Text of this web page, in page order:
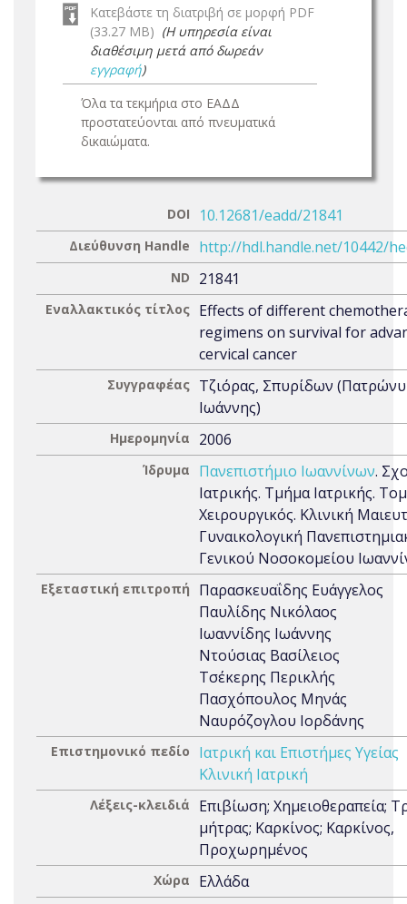
Κατεβάστε τη διατριβή σε μορφή PDF
(33.27 MB) (Η υπηρεσία είναι
διαθέσιμη μετά από δωρεάν
εγγραφή)
Όλα τα τεκμήρια στο ΕΑΔΔ
προστατεύονται από πνευματικά
δικαιώματα.
DOI 10.12681/eadd/21841
Διεύθυνση Handle http://hdl.handle.net/10442/
ND 21841
Εναλλακτικός τίτλος Effects of different
regimens on survival for
cervical cancer
Συγγραφέας Τζιόρας, Σπυρίδων
Ιωάννης)
Ημερομηνία 2006
Ίδρυμα Πανεπιστήμιο Ιωαννίνων.
Ιατρικής. Τμήμα Ιατρικής.
Χειρουργικός. Κλινική
Γυναικολογική
Γενικού Νοσοκομείου
Εξεταστική επιτροπή
Παρασκευαΐδης Ευάγγελος
Παυλίδης Νικόλαος
Ιωαννίδης Ιωάννης
Ντούσιας Βασίλειος
Τσέκερης Περικλής
Πασχόπουλος Μηνάς
Ναυρόζογλου Ιορδάνης
Επιστημονικό πεδίο
Ιατρική και Επιστήμες Υγείας
Κλινική Ιατρική
Λέξεις-κλειδιά
Επιβίωση; Χημειοθεραπεία;
μήτρας; Καρκίνος; Καρκίνος,
Προχωρημένος
Χώρα Ελλάδα